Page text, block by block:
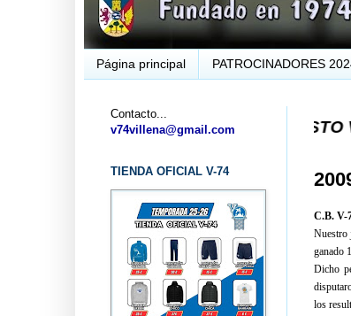
Página principal PATROCINADORES
... CLUB BALONCESTO V-74
C.B.
Nuestro
ganado
Dicho
los
Contacto...
v74villena@gmail.com
TIENDA OFICIAL V-74